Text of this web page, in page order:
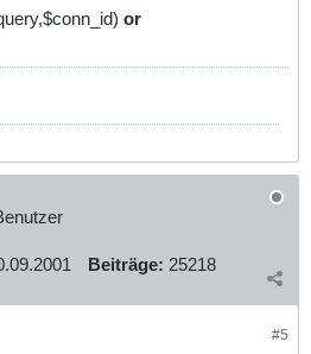
or
Beiträge: 25218
#5